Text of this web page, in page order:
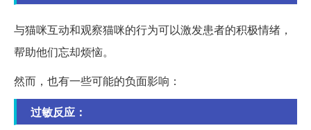
与猫咪互动和观察猫咪的行为可以激发患者的积极情绪，
帮助他们忘却烦恼。
然而，也有一些可能的负面影响：
过敏反应：